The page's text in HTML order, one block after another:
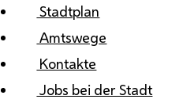
Stadtplan
Amtswege
Kontakte
Jobs bei der Stadt